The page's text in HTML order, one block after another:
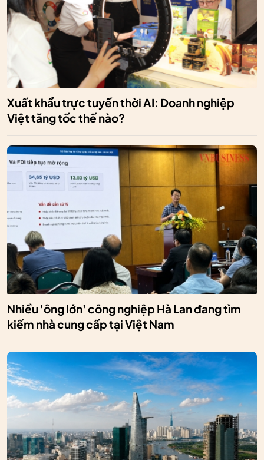
Xuất khẩu trực tuyến thời AI: Doanh nghiệp
Việt tăng tốc thế nào?
Nhiều 'ông lớn' công nghiệp Hà Lan đang tìm
kiếm nhà cung cấp tại Việt Nam